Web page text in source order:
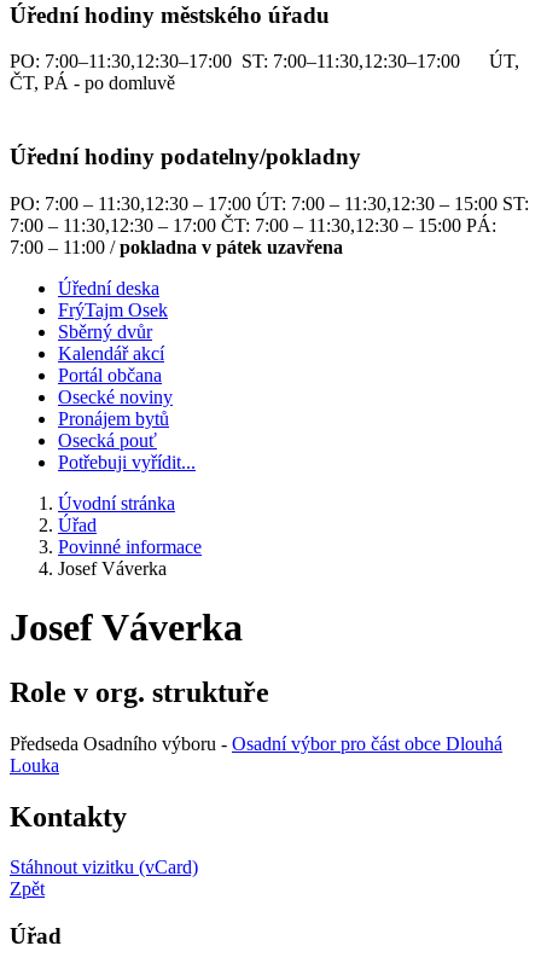
Úřední hodiny městského úřadu
PO: 7:00–11:30,12:30–17:00 ST: 7:00–11:30,12:30–17:00 ÚT,
ČT, PÁ - po domluvě
Úřední hodiny podatelny/pokladny
PO: 7:00 – 11:30,12:30 – 17:00 ÚT: 7:00 – 11:30,12:30 – 15:00 ST:
7:00 – 11:30,12:30 – 17:00 ČT: 7:00 – 11:30,12:30 – 15:00 PÁ:
7:00 – 11:00 /pokladna v pátek uzavřena
Úřední deska
FrýTajm Osek
Sběrný dvůr
Kalendář akcí
Portál občana
Osecké noviny
Pronájem bytů
Osecká pouť
Potřebuji vyřídit...
Úvodní stránka
Úřad
Povinné informace
Josef Váverka
Josef Váverka
Role v org. struktuře
Předseda Osadního výboru - Osadní výbor pro část obce Dlouhá
Louka
Kontakty
Stáhnout vizitku (vCard)
Zpět
Úřad